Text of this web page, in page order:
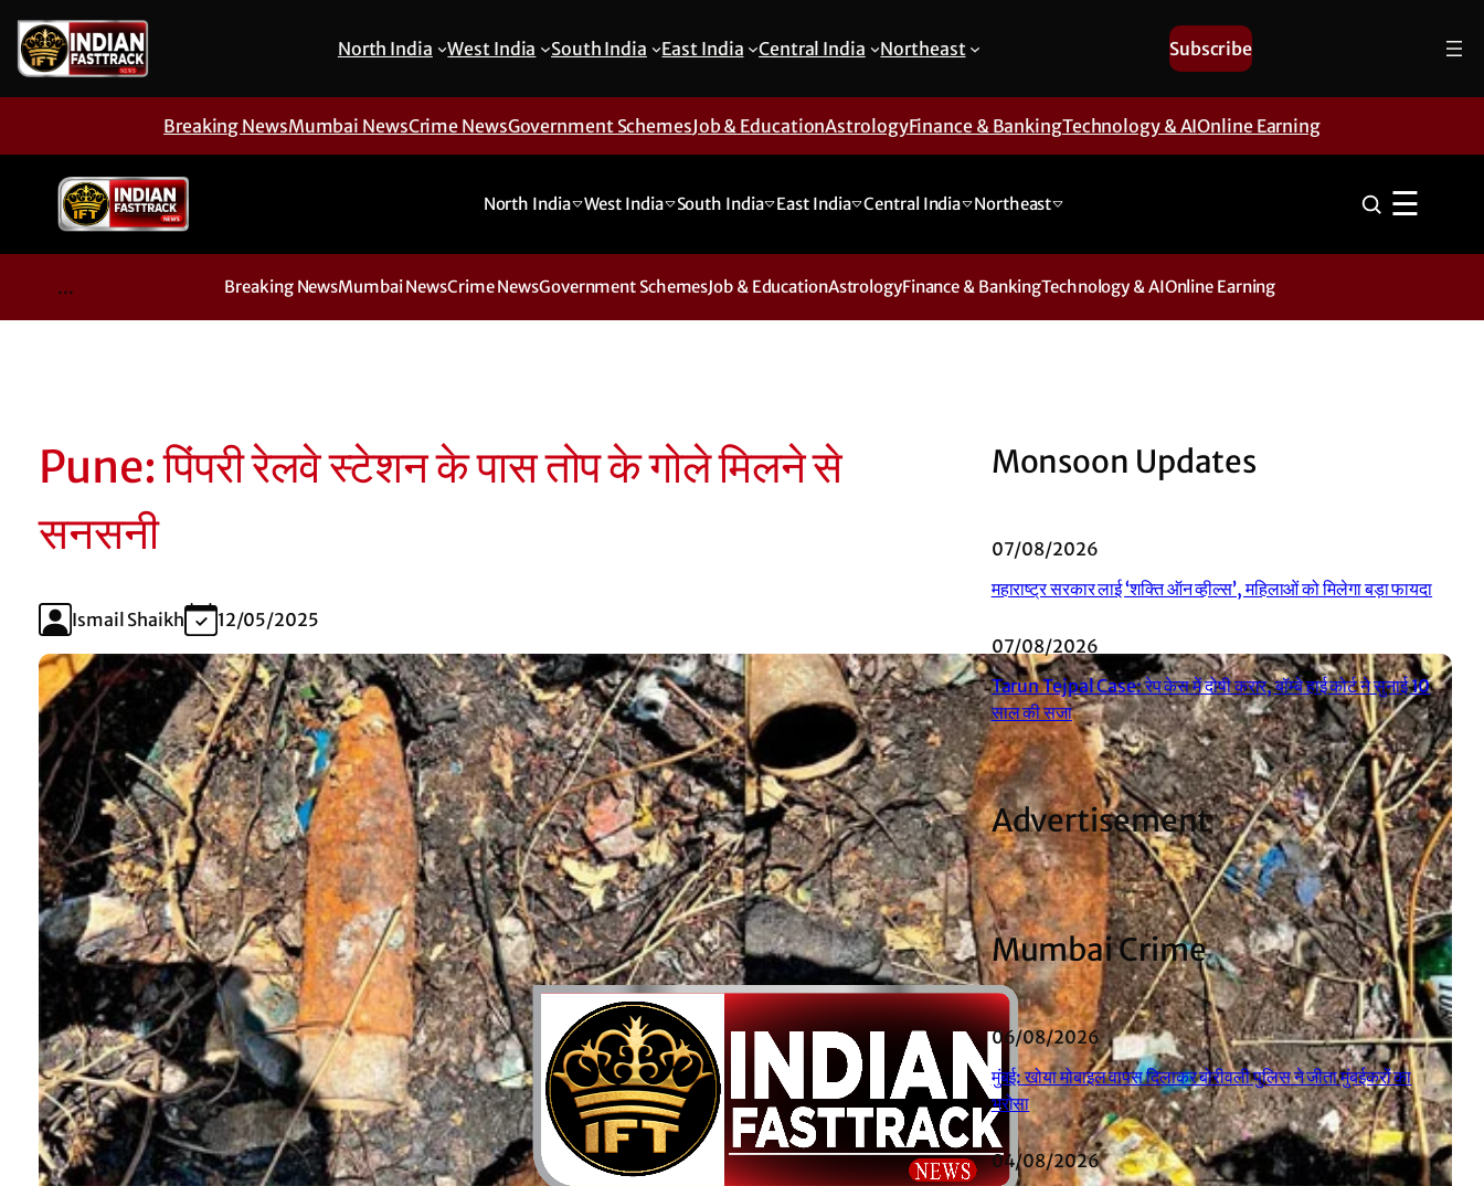
North India West India South India East India Central India Northeast Subscribe
Breaking NewsMumbai NewsCrime NewsGovernment SchemesJob & EducationAstrologyFinance & BankingTechnology & AIOnline Earning
North India West India South India East India Central India Northeast ☰
... Breaking NewsMumbai NewsCrime NewsGovernment SchemesJob & EducationAstrologyFinance & BankingTechnology & AIOnline Earning
Pune: पिंपरी रेलवे स्टेशन के पास तोप के गोले मिलने से
सनसनी
Ismail Shaikh 12/05/2025
Monsoon Updates
07/08/2026
महाराष्ट्र सरकार लाई ‘शक्ति ऑन व्हील्स’, महिलाओं को मिलेगा बड़ा फायदा
07/08/2026
Tarun Tejpal Case: रेप केस में दोषी करार, बॉम्बे हाई कोर्ट ने सुनाई 10
साल की सजा
Advertisement
Mumbai Crime
06/08/2026
मुंबई: खोया मोबाइल वापस दिलाकर बोरीवली पुलिस ने जीता मुंबईकरों का
भरोसा
04/08/2026